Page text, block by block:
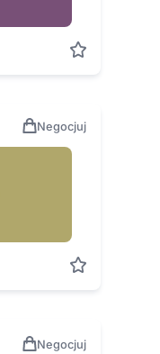
Negocjuj
Negocjuj